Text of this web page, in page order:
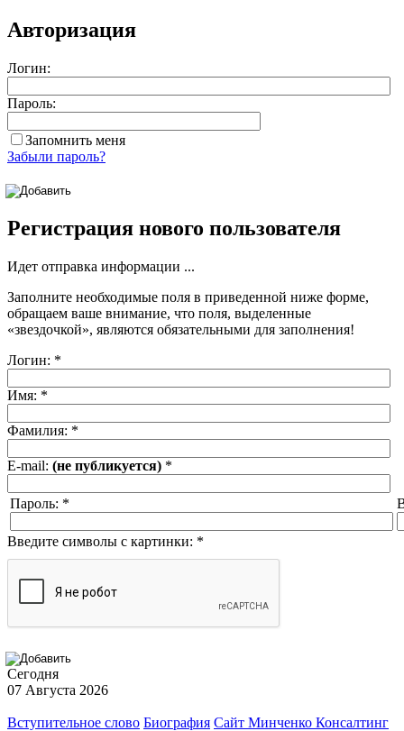
Авторизация
Логин:
Пароль:
Запомнить меня
Забыли пароль?
Регистрация нового пользователя
Идет отправка информации ...
Заполните необходимые поля в приведенной ниже форме,
обращаем ваше внимание, что поля, выделенные
«звездочкой», являются обязательными для заполнения!
Логин: *
Имя: *
Фамилия: *
E-mail: (не публикуется) *
Пароль: *
Введите символы с картинки: *
Сегодня
07 Августа 2026
Вступительное слово Биография Сайт Минченко Консалтинг